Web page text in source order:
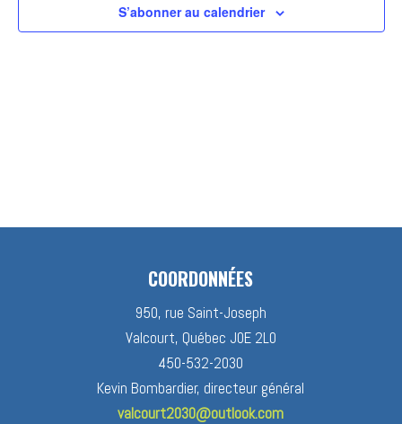
S’abonner au calendrier
COORDONNÉES
950, rue Saint-Joseph
Valcourt, Québec J0E 2L0
450-532-2030
Kevin Bombardier, directeur général
valcourt2030@outlook.com